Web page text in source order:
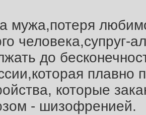
мужа,потеря
человека,супруг-
до
плавно
которые
- шизофренией.